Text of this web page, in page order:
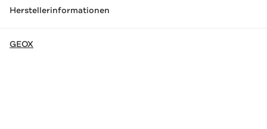
Herstellerinformationen
GEOX